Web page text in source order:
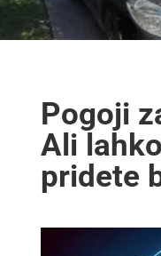
Pogoji
Ali
pridete